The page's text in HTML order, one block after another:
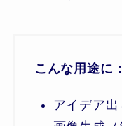
こんな用途に：
アイデア